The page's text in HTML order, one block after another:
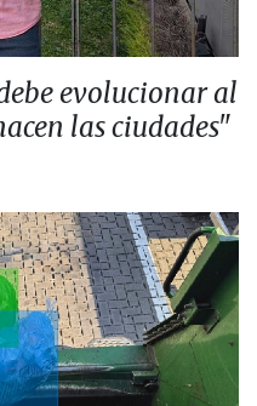
evolucionar al
las ciudades"